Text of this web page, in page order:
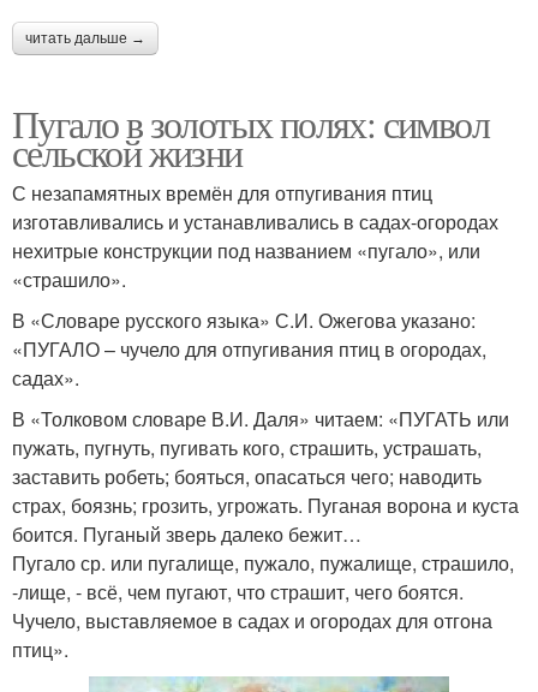
читать дальше →
Пугало в золотых полях: символ
сельской жизни
С незапамятных времён для отпугивания птиц
изготавливались и устанавливались в садах-огородах
нехитрые конструкции под названием «пугало», или
«страшило».
В «Словаре русского языка» С.И. Ожегова указано:
«ПУГАЛО – чучело для отпугивания птиц в огородах,
садах».
В «Толковом словаре В.И. Даля» читаем: «ПУГАТЬ или
пужать, пугнуть, пугивать кого, страшить, устрашать,
заставить робеть; бояться, опасаться чего; наводить
страх, боязнь; грозить, угрожать. Пуганая ворона и куста
боится. Пуганый зверь далеко бежит…
Пугало ср. или пугалище, пужало, пужалище, страшило,
-лище, - всё, чем пугают, что страшит, чего боятся.
Чучело, выставляемое в садах и огородах для отгона
птиц».